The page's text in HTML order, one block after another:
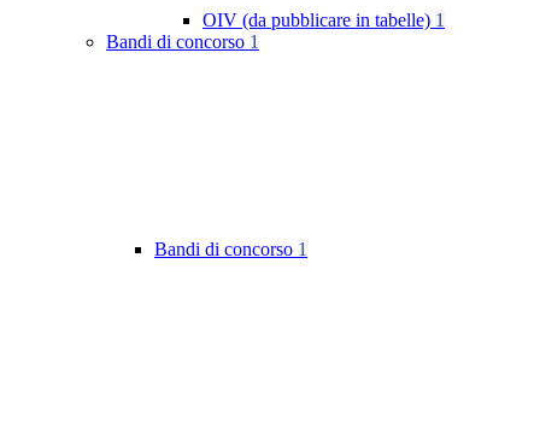
OIV (da pubblicare in tabelle) 1
Bandi di concorso 1
Bandi di concorso 1